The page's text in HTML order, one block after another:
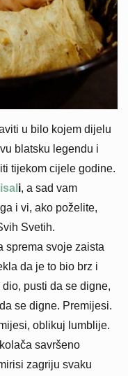
u bilo kojem dijelu
blatsku legendu i
tijekom cijele godine.
i, a sad vam
i vi, ako poželite,
Svetih.
sprema svoje zaista
da je to bio brz i
pusti da se digne,
se digne. Premijesi.
oblikuj lumblije.
savršeno
zagriju svaku